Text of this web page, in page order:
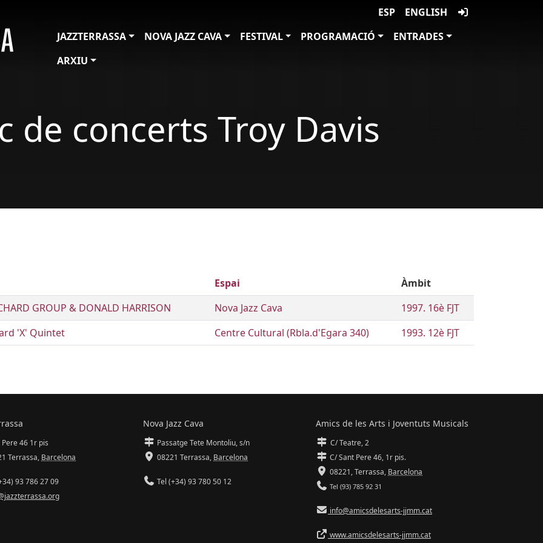
ESP
ENGLISH
JAZZTERRASSA
NOVA JAZZ CAVA FESTIVAL PROGRAMACIÓ
ENTRADES
ARXIU
de concerts Troy Davis
Espai
Àmbit
GROUP & DONALD HARRISON Nova Jazz Cava
1997. 16è FJT
'X' Quintet Centre Cultural (Rbla.d'Egara 340) 1993. 12è FJT
Pere 46 1r pis
Terrassa, Barcelona
93 786 27 09
Nova Jazz Cava
Passatge Tete Montoliu, s/n
08221 Terrassa, Barcelona
Tel (+34) 93 780 50 12
Amics de les Arts i Joventuts Musicals
C/ Teatre, 2
C/ Sant Pere 46, 1r pis.
08221,Terrassa, Barcelona
Tel (93) 785 92 31
info@amicsdelesarts-jjmm.cat
www.amicsdelesarts-jjmm.cat